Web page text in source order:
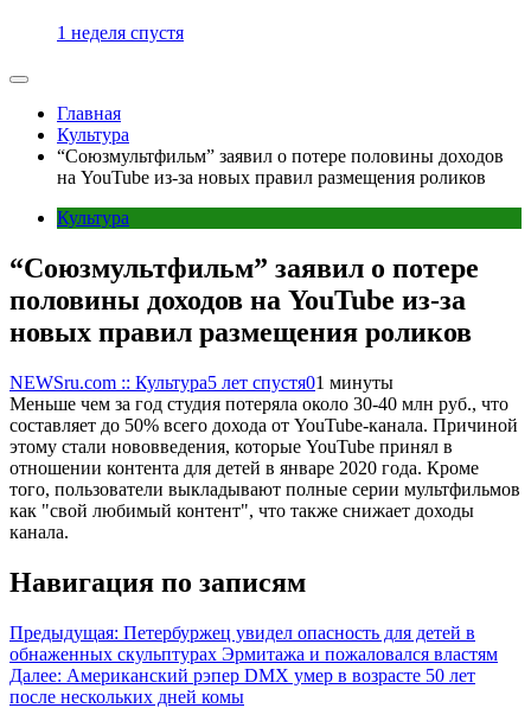
1 неделя спустя
Главная
Культура
“Союзмультфильм” заявил о потере половины доходов
на YouTube из-за новых правил размещения роликов
Культура
“Союзмультфильм” заявил о потере
половины доходов на YouTube из-за
новых правил размещения роликов
NEWSru.com :: Культура5 лет спустя01 минуты
Меньше чем за год студия потеряла около 30-40 млн руб., что
составляет до 50% всего дохода от YouTube-канала. Причиной
этому стали нововведения, которые YouTube принял в
отношении контента для детей в январе 2020 года. Кроме
того, пользователи выкладывают полные серии мультфильмов
как "свой любимый контент", что также снижает доходы
канала.
Навигация по записям
Предыдущая: Петербуржец увидел опасность для детей в
обнаженных скульптурах Эрмитажа и пожаловался властям
Далее: Американский рэпер DMX умер в возрасте 50 лет
после нескольких дней комы